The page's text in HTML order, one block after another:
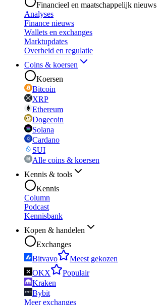
Financieel en maatschappelijk nieuws
Analyses
Finance nieuws
Wallets en exchanges
Marktupdates
Overheid en regulatie
Coins & koersen
Koersen
Bitcoin
XRP
Ethereum
Dogecoin
Solana
Cardano
SUI
Alle coins & koersen
Kennis & tools
Kennis
Column
Podcast
Kennisbank
Kopen & handelen
Exchanges
Bitvavo
Meest gekozen
OKX
Populair
Kraken
Bybit
Meer exchanges